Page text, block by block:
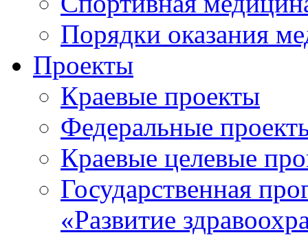
Порядки оказания
Проекты
Краевые проекты
Федеральные
Краевые целевые
Государственная
«Развитие